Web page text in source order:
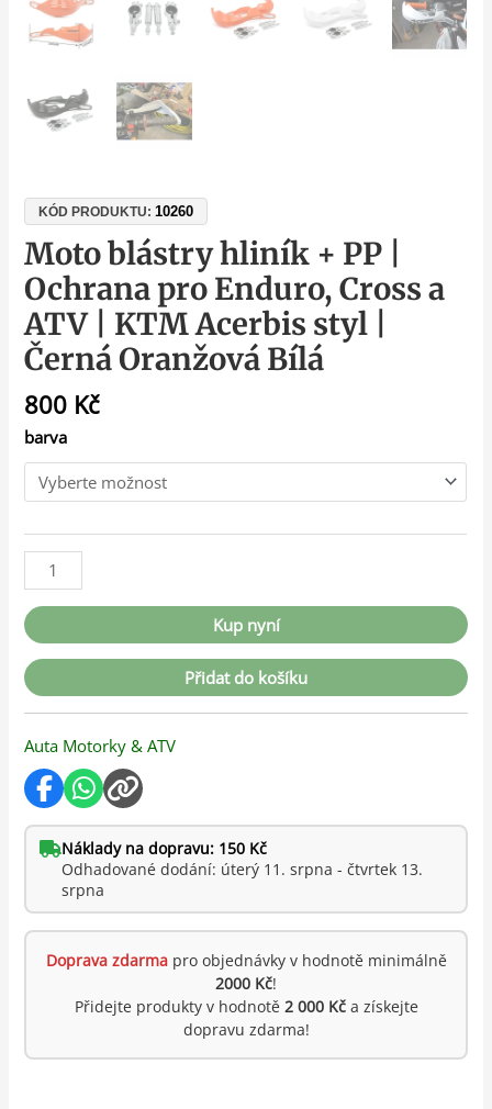
KÓD PRODUKTU:10260
Moto blástry hliník + PP |
Ochrana pro Enduro, Cross a
ATV | KTM Acerbis styl |
Černá Oranžová Bílá
800 Kč
barva
Kup nyní
Přidat do košíku
Auta Motorky & ATV
Náklady na dopravu: 150 Kč
Odhadované dodání: úterý 11. srpna - čtvrtek 13.
srpna
Doprava zdarmapro objednávky v hodnotě minimálně
2000 Kč!
Přidejte produkty v hodnotě 2 000 Kča získejte
dopravu zdarma!